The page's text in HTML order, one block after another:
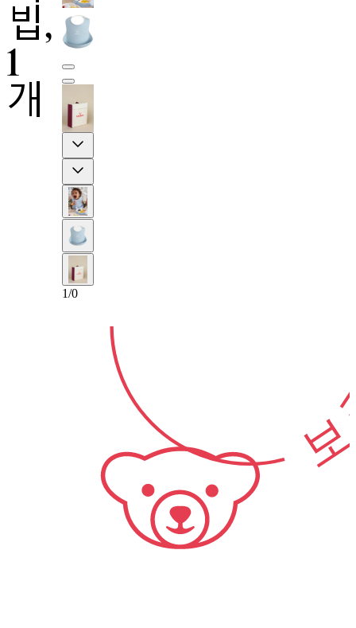
빕,
1
개
1/0 2-년